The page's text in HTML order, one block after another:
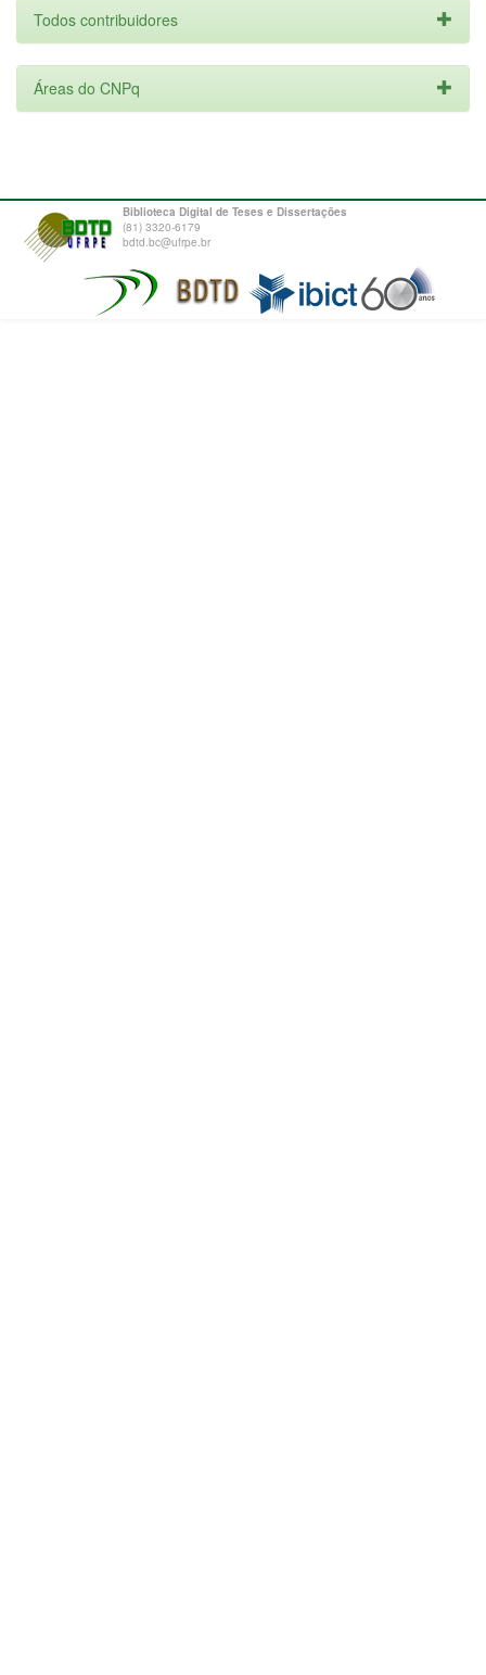
Todos contribuidores
Áreas do CNPq
Biblioteca Digital de Teses e Dissertações
(81) 3320-6179
bdtd.bc@ufrpe.br